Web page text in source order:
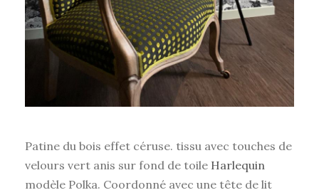
Patine du bois effet céruse. tissu avec touches de
velours vert anis sur fond de toile Harlequin
modèle Polka. Coordonné avec une tête de lit